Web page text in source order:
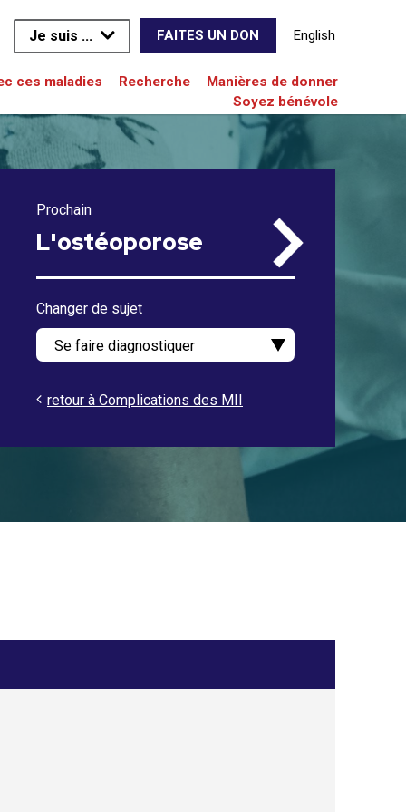
Je suis ... FAITES UN DON English
ces maladies Recherche
Manières de donner
Soyez bénévole
Prochain
L'ostéoporose
Changer de sujet
retour à Complications des MII